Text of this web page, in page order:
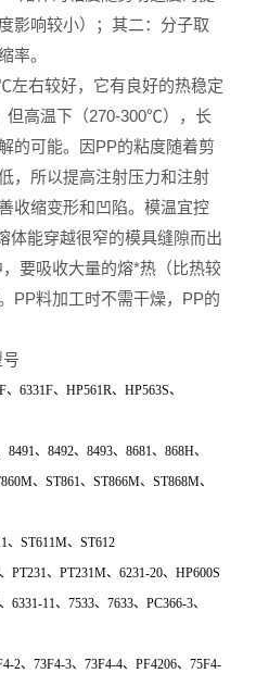
影响较小）；其二：分子取
率。
左右较好，它有良好的热稳定
高温下（270-300℃），长
的可能。因PP的粘度随着剪
，所以提高注射压力和注射
收缩变形和凹陷。模温宜控
能穿越很窄的模具缝隙而出
要吸收大量的熔*热（比热较
PP料加工时不需干燥，PP的
6331F、HP561R、HP563S、
、8492、8493、8681、868H、
、ST861、ST866M、ST868M、
、ST611M、ST612
PT231、PT231M、6231-20、HP600S
11、7533、7633、PC366-3、
2、73F4-3、73F4-4、PF4206、75F4-